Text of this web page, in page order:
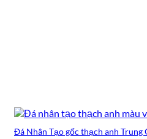
Đá Nhân Tạo gốc thạch anh Trung